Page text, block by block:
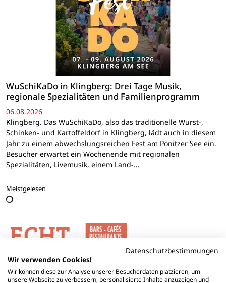
WuSchiKaDo in Klingberg: Drei Tage Musik,
regionale Spezialitäten und Familienprogramm
06.08.2026
Klingberg. Das WuSchiKaDo, also das traditionelle Wurst-,
Schinken- und Kartoffeldorf in Klingberg, lädt auch in diesem
Jahr zu einem abwechslungsreichen Fest am Pönitzer See ein.
Besucher erwartet ein Wochenende mit regionalen
Spezialitäten, Livemusik, einem Land-…
Meistgelesen
Datenschutzbestimmungen
Wir verwenden Cookies!
Wir können diese zur Analyse unserer Besucherdaten platzieren, um
unsere Webseite zu verbessern, personalisierte Inhalte anzuzeigen und